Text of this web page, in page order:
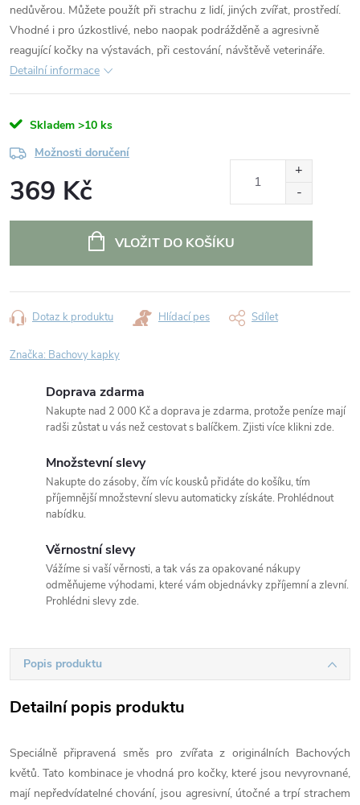
nedůvěrou. Můžete použít při strachu z lidí, jiných zvířat, prostředí.
Vhodné i pro úzkostlivé, nebo naopak podrážděně a agresivně
reagující kočky na výstavách, při cestování, návštěvě veterináře.
Detailní informace
Skladem >10 ks
Možnosti doručení
369 Kč
VLOŽIT DO KOŠÍKU
Dotaz k produktu Hlídací pes Sdílet
Značka: Bachovy kapky
Doprava zdarma
Nakupte nad 2 000 Kč a doprava je zdarma, protože peníze mají
radši zůstat u vás než cestovat s balíčkem. Zjisti více klikni zde.
Množstevní slevy
Nakupte do zásoby, čím víc kousků přidáte do košíku, tím
příjemnější množstevní slevu automaticky získáte. Prohlédnout
nabídku.
Věrnostní slevy
Vážíme si vaší věrnosti, a tak vás za opakované nákupy
odměňujeme výhodami, které vám objednávky zpříjemní a zlevní.
Prohlédni slevy zde.
Popis produktu
Detailní popis produktu
Speciálně připravená směs pro zvířata z originálních Bachových
květů. Tato kombinace je vhodná pro kočky, které jsou nevyrovnané,
mají nepředvídatelné chování, jsou agresivní, útočné a trpí strachem